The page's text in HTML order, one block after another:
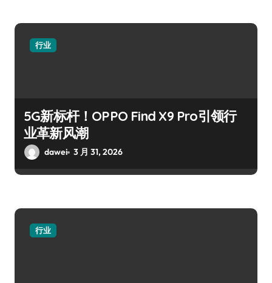
行业
5G新标杆！OPPO Find X9 Pro引领行
业革新风潮
dawei 3 月 31, 2026
行业